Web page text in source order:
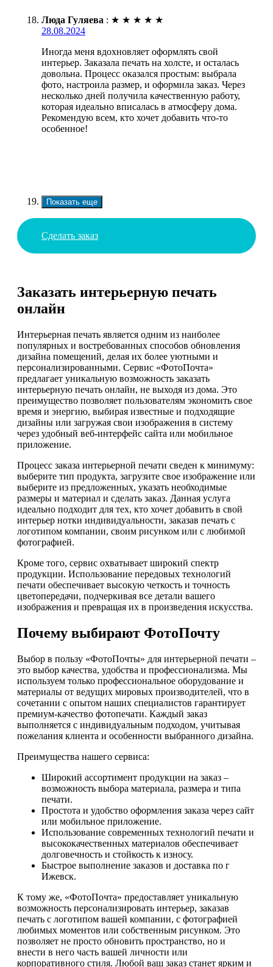
Люда Гуляева : ★ ★ ★ ★ ★
28.08.2024
Иногда меня вдохновляет оформлять свой
интерьер. Заказала печать на холсте, и осталась
довольна. Процесс оказался простым: выбрала
фото, настроила размер, и оформила заказ. Через
несколько дней получила качественную работу,
которая идеально вписалась в атмосферу дома.
Рекомендую всем, кто хочет добавить что-то
особенное!
Показать еще
Сделать заказ
Заказать интерьерную печать
онлайн
Интерьерная печать является одним из наиболее
популярных и востребованных способов обновления
дизайна помещений, делая их более уютными и
персонализированными. Сервис «ФотоПочта»
предлагает уникальную возможность заказать
интерьерную печать онлайн, не выходя из дома. Это
преимущество позволяет пользователям экономить свое
время и энергию, выбирая известные и подходящие
дизайны или загружая свои изображения в систему
через удобный веб-интерфейс сайта или мобильное
приложение.
Процесс заказа интерьерной печати сведен к минимуму:
выберите тип продукта, загрузите свое изображение или
выберите из предложенных, указать необходимые
размеры и материал и сделать заказ. Данная услуга
идеально подходит для тех, кто хочет добавить в свой
интерьер нотки индивидуальности, заказав печать с
логотипом компании, своим рисунком или с любимой
фотографией.
Кроме того, сервис охватывает широкий спектр
продукции. Использование передовых технологий
печати обеспечивает высокую четкость и точность
цветопередачи, подчеркивая все детали вашего
изображения и превращая их в произведения искусства.
Почему выбирают ФотоПочту
Выбор в пользу «ФотоПочты» для интерьерной печати –
это выбор качества, удобства и профессионализма. Мы
используем только профессиональное оборудование и
материалы от ведущих мировых производителей, что в
сочетании с опытом наших специалистов гарантирует
премиум-качество фотопечати. Каждый заказ
выполняется с индивидуальным подходом, учитывая
пожелания клиента и особенности выбранного дизайна.
Преимущества нашего сервиса:
Широкий ассортимент продукции на заказ –
возможность выбора материала, размера и типа
печати.
Простота и удобство оформления заказа через сайт
или мобильное приложение.
Использование современных технологий печати и
высококачественных материалов обеспечивает
долговечность и стойкость к износу.
Быстрое выполнение заказов и доставка по г
Ижевск.
К тому же, «ФотоПочта» предоставляет уникальную
возможность персонализировать интерьер, заказав
печать с логотипом вашей компании, с фотографией
любимых моментов или собственным рисунком. Это
позволяет не просто обновить пространство, но и
внести в него часть вашей личности или
корпоративного стиля. Любой ваш заказ станет ярким и